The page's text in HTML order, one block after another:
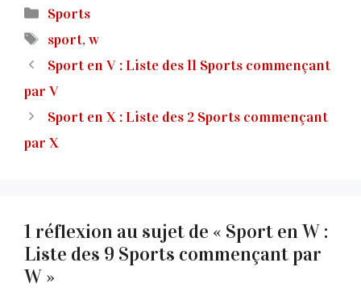
Catégories
Sports
Étiquettes
sport,w
Sport en V : Liste des 11 Sports commençant
par V
Sport en X : Liste des 2 Sports commençant
par X
1 réflexion au sujet de « Sport en W :
Liste des 9 Sports commençant par
W »